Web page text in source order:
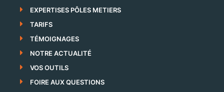
EXPERTISES PÔLES METIERS
TARIFS
TÉMOIGNAGES
NOTRE ACTUALITÉ
VOS OUTILS
FOIRE AUX QUESTIONS